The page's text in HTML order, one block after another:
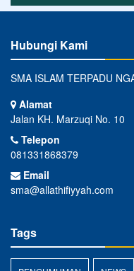
Hubungi Kami
SMA ISLAM TERPADU
Alamat
Jalan KH. Marzuqi No. 10
Telepon
081331868379
Email
sma@allathifiyyah.com
Tags